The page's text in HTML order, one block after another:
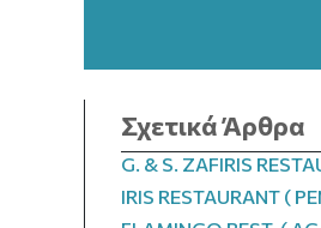
Σχετικά Άρθρα
G. & S. ZAFIRIS
IRIS RESTAURANT (